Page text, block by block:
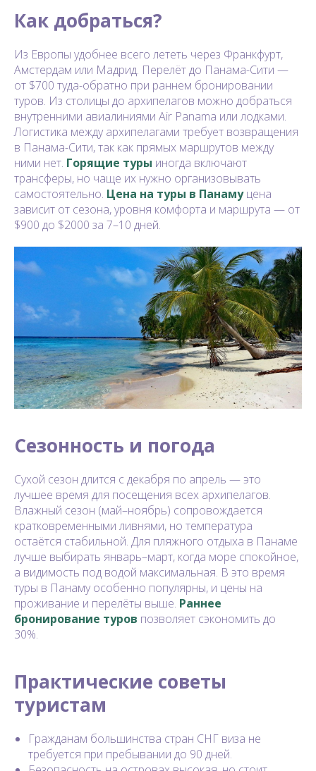
Как добраться?
Из Европы удобнее всего лететь через Франкфурт,
Амстердам или Мадрид. Перелёт до Панама-Сити —
от $700 туда-обратно при раннем бронировании
туров. Из столицы до архипелагов можно добраться
внутренними авиалиниями Air Panama или лодками.
Логистика между архипелагами требует возвращения
в Панама-Сити, так как прямых маршрутов между
ними нет. Горящие туры иногда включают
трансферы, но чаще их нужно организовывать
самостоятельно. Цена на туры в Панамуцена
зависит от сезона, уровня комфорта и маршрута — от
$900 до $2000 за 7–10 дней.
Сезонность и погода
Сухой сезон длится с декабря по апрель — это
лучшее время для посещения всех архипелагов.
Влажный сезон (май–ноябрь) сопровождается
кратковременными ливнями, но температура
остаётся стабильной. Для пляжного отдыха в Панаме
лучше выбирать январь–март, когда море спокойное,
а видимость под водой максимальная. В это время
туры в Панаму особенно популярны, и цены на
проживание и перелёты выше. Раннее
бронирование туров позволяет сэкономить до
30%.
Практические советы
туристам
Гражданам большинства стран СНГ виза не
требуется при пребывании до 90 дней.